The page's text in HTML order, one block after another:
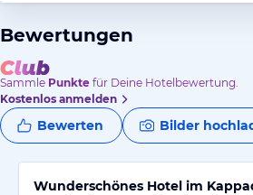
Bewertungen
Sammle Punkte für Deine Hotelbewertung.
Kostenlos anmelden
Bewerten Bilder
Wunderschönes Hotel im